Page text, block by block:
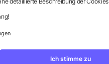
Antworten.